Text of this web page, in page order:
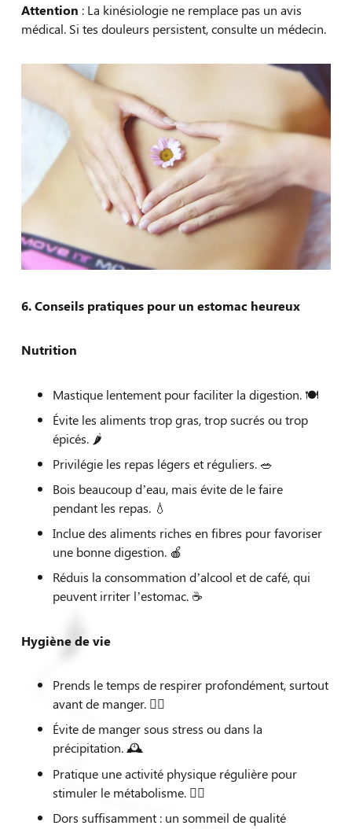
Attention : La kinésiologie ne remplace pas un avis
médical. Si tes douleurs persistent, consulte un médecin.
6. Conseils pratiques pour un estomac heureux
Nutrition
Mastique lentement pour faciliter la digestion. 🍽
Évite les aliments trop gras, trop sucrés ou trop
épicés. 🌶️
Privilégie les repas légers et réguliers. 🥗
Bois beaucoup d’eau, mais évite de le faire
pendant les repas. 💧
Inclue des aliments riches en fibres pour favoriser
une bonne digestion. 🍎
Réduis la consommation d’alcool et de café, qui
peuvent irriter l’estomac. ☕
Hygiène de vie
Prends le temps de respirer profondément, surtout
avant de manger. 🧘‍♀️
Évite de manger sous stress ou dans la
précipitation. 🕰️
Pratique une activité physique régulière pour
stimuler le métabolisme. 🚶‍♂️
Dors suffisamment : un sommeil de qualité